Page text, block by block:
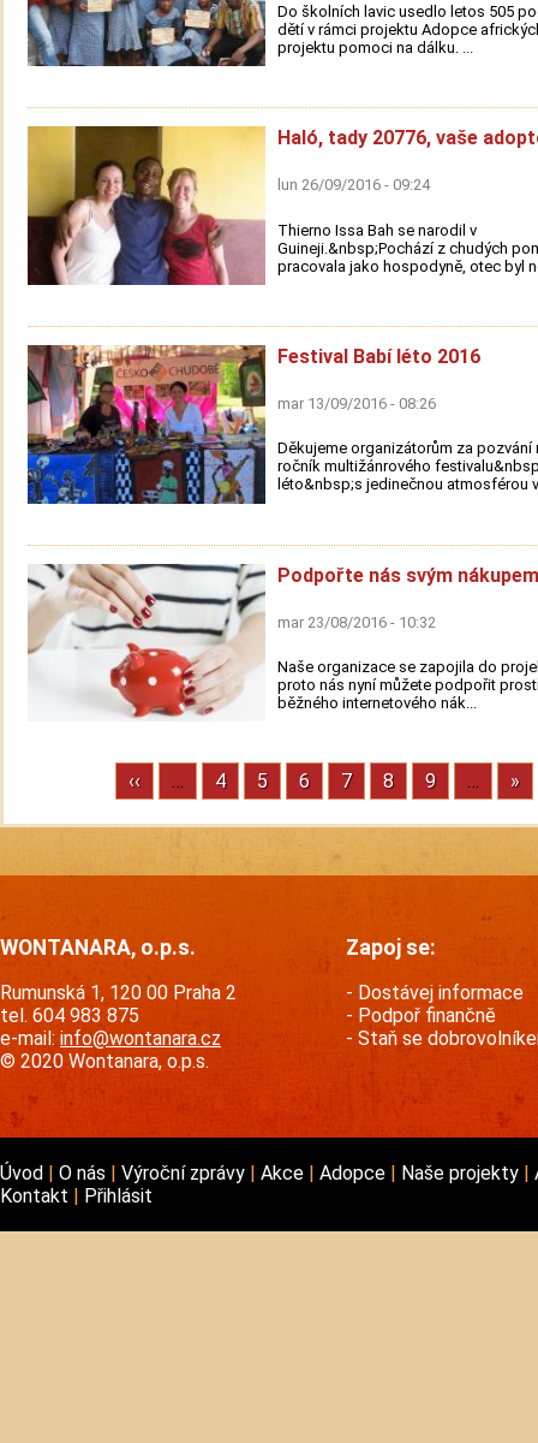
Do školních lavic usedlo letos 505
dětí v rámci projektu Adopce
projektu pomoci na dálku. ...
Haló, tady 20776, vaše
lun 26/09/2016 - 09:24
Thierno Issa Bah se narodil v
Guineji.&nbsp;Pochází z chudých
pracovala jako hospodyně, otec byl
Festival Babí léto 2016
mar 13/09/2016 - 08:26
Děkujeme organizátorům za pozvání
ročník multižánrového
léto&nbsp;s jedinečnou atmosférou
Podpořte nás svým
mar 23/08/2016 - 10:32
Naše organizace se zapojila do
proto nás nyní můžete podpořit
běžného internetového nák...
Pagination
Previous
page
‹‹ … Stránka
4 Stránka
5 Stránka
6 Stránka
7 Stránka
8 Stránka
9 … »
WONTANARA, o.p.s.
Rumunská 1, 120 00 Praha 2
tel. 604 983 875
e-mail: info@wontanara.cz
© 2020 Wontanara, o.p.s.
Zapoj se:
Dostávej informace
Podpoř finančně
Staň se
Úvod O nás Výroční zprávy Akce Adopce Naše projekty
Kontakt
Přihlásit